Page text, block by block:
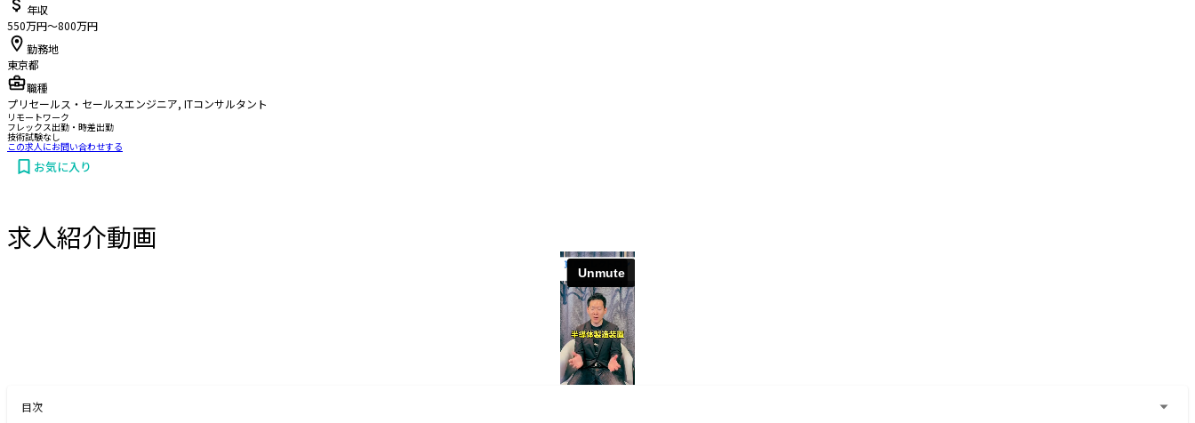
年収
550万円〜800万円
勤務地
東京都
職種
プリセールス・セールスエンジニア, ITコンサルタント
リモートワーク
フレックス出勤・時差出勤
技術試験なし
この求人にお問い合わせする
お気に入り
お問い合わせする
求人紹介動画
目次